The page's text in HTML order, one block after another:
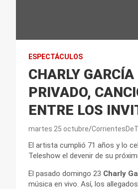
ESPECTÁCULOS
CHARLY
PRIVADO,
ENTRE LOS
martes 25 octubre
El artista cumplió 71 años y lo
Teleshow el devenir de su
El pasado domingo 23 Charly
música en vivo. Así, los